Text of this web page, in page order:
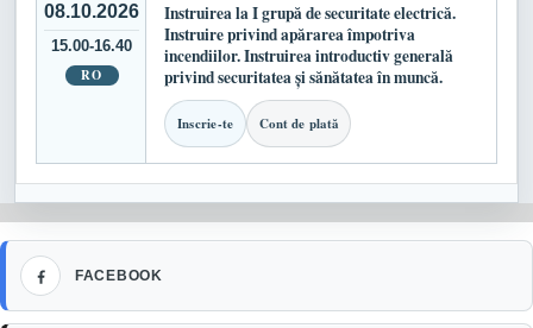
08.10.2026
15.00-16.40
RO
Instruirea la I grupă de securitate electrică.
Instruire privind apărarea împotriva
incendiilor. Instruirea introductiv generală
privind securitatea și sănătatea în muncă.
Inscrie-te Cont de plată
FACEBOOK
Facebook